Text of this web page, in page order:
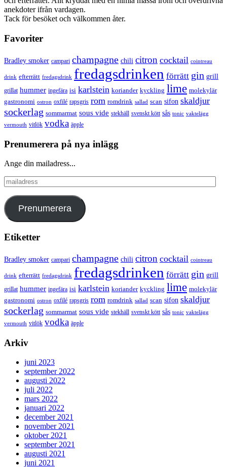
anekdoter ifrån vardagen.
Tack för besöket och välkommen åter.
Favoriter
Bradley smoker campari champagne chili citron cocktail cointreau
drink efterrätt fredagsdrink fredagsdrinken förrätt gin grill
grillat hummer ingefära isi karlstein koriander kyckling lime molekylär
gastronomi ostron oxfilé rapsgris rom romdrink sallad scan sifon skaldjur
sockerlag sommarmat sous vide stekhäll svenskt kött sås tonic vaktelägg
vermouth vitlök vodka äpple
Prenumerera på nya inlägg
Ange din mailadress...
mailadress
Prenumerera
Etiketter
Bradley smoker campari champagne chili citron cocktail cointreau
drink efterrätt fredagsdrink fredagsdrinken förrätt gin grill
grillat hummer ingefära isi karlstein koriander kyckling lime molekylär
gastronomi ostron oxfilé rapsgris rom romdrink sallad scan sifon skaldjur
sockerlag sommarmat sous vide stekhäll svenskt kött sås tonic vaktelägg
vermouth vitlök vodka äpple
Arkiv
juni 2023
september 2022
augusti 2022
juli 2022
mars 2022
januari 2022
december 2021
november 2021
oktober 2021
september 2021
augusti 2021
juni 2021